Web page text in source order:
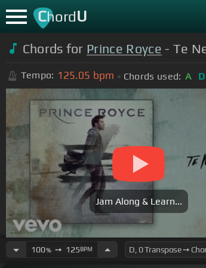
ChordU
Chords for Prince Royce - Te
Tempo: 125.05 bpm Chords used: A D
Jam Along & Learn...
100%➙ 125BPM